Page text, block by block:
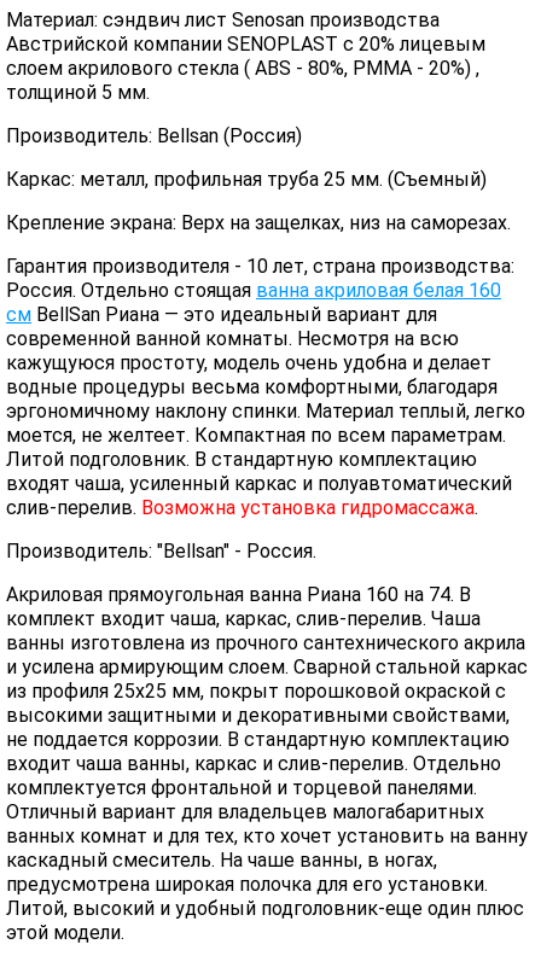
Материал: сэндвич лист Senosan производства
Австрийской компании SENOPLAST c 20% лицевым
слоем акрилового стекла ( ABS - 80%, PMMA - 20%) ,
толщиной 5 мм.
Производитель: Bellsan (Россия)
Каркас: металл, профильная труба 25 мм. (Съемный)
Крепление экрана: Верх на защелках, низ на саморезах.
Гарантия производителя - 10 лет, страна производства:
Россия. Отдельно стоящая ванна акриловая белая 160
см BellSan Риана — это идеальный вариант для
современной ванной комнаты. Несмотря на всю
кажущуюся простоту, модель очень удобна и делает
водные процедуры весьма комфортными, благодаря
эргономичному наклону спинки. Материал теплый, легко
моется, не желтеет. Компактная по всем параметрам.
Литой подголовник. В стандартную комплектацию
входят чаша, усиленный каркас и полуавтоматический
слив-перелив. Возможна установка гидромассажа.
Производитель: "Bellsan" - Россия.
Акриловая прямоугольная ванна Риана 160 на 74. В
комплект входит чаша, каркас, слив-перелив. Чаша
ванны изготовлена из прочного сантехнического акрила
и усилена армирующим слоем. Сварной стальной каркас
из профиля 25х25 мм, покрыт порошковой окраской с
высокими защитными и декоративными свойствами,
не поддается коррозии. В стандартную комплектацию
входит чаша ванны, каркас и слив-перелив. Отдельно
комплектуется фронтальной и торцевой панелями.
Отличный вариант для владельцев малогабаритных
ванных комнат и для тех, кто хочет установить на ванну
каскадный смеситель. На чаше ванны, в ногах,
предусмотрена широкая полочка для его установки.
Литой, высокий и удобный подголовник-еще один плюс
этой модели.